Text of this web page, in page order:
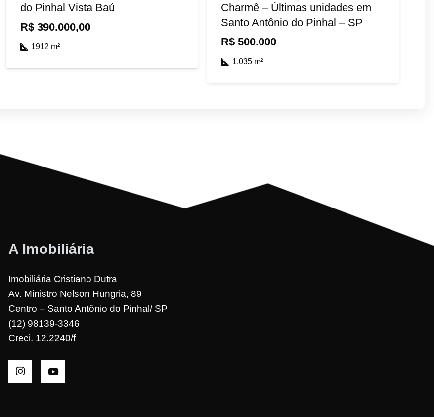
do Pinhal Vista Baú
R$ 390.000,00
1912 m²
Charmê – Últimas unidades em
Santo Antônio do Pinhal – SP
R$500.000
1.035m²
A Imobiliária
Imobiliária Cristiano Dutra
Av. Ministro Nelson Hungria, 89
Centro – Santo Antônio do Pinhal/ SP
(12) 98139-3346
Creci. 12.2240/f